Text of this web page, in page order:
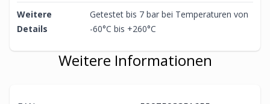
Weitere
Details
Getestet bis 7 bar bei Temperaturen von
-60°C bis +260°C
Weitere Informationen